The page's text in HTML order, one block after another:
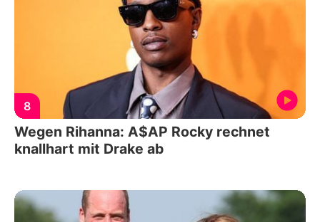
8
Wegen Rihanna: A$AP Rocky rechnet
knallhart mit Drake ab